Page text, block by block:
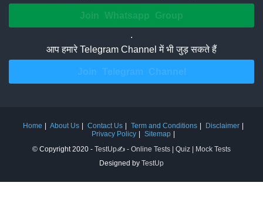
Join Whatsapp Group
.
आप हमारे Telegram Channel में भी जुड़ सकते हैं
Join Telegram Channel
Home About Us Contact Us Term and Conditions
Disclaimer
Privacy Policy
Sitemap
© Copyright 2020 - TestUp✍️ - Online Tests | Quiz | Mock Tests
Designed by TestUp